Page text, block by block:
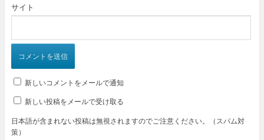
サイト
新しいコメントをメールで通知
新しい投稿をメールで受け取る
日本語が含まれない投稿は無視されますのでご注意ください。（スパム対
策）